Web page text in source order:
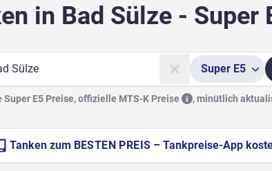
in Bad Sülze - Super
Super E5
E5 Preise, offizielle MTS-K Preise ,minütlich
Tanken zum BESTEN PREIS – Tankpreise-App